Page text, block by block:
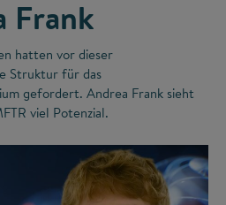
Frank
hatten vor dieser
Struktur für das
gefordert. Andrea Frank sieht
viel Potenzial.